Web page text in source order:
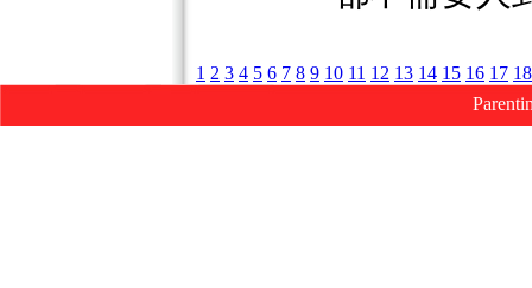
1 2 3 4 5 6 7 8 9 10 11 12 13 14 15 16 17 18